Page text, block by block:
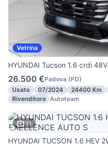
Vetrina
HYUNDAI Tucson 1.6 crdi
26.500 €Padova (PD)
Usato
07/2024 24400 Km
Rivenditore Autoteam
11
HYUNDAI TUCSON 1.6 HEV